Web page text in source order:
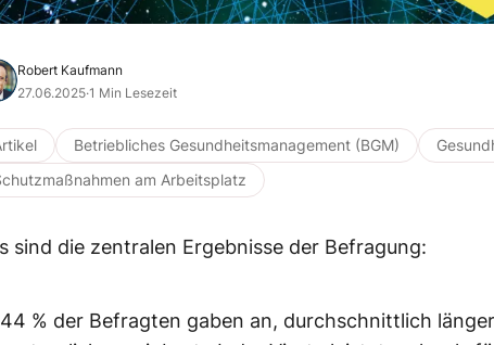
Robert Kaufmann
27.06.2025·1 Min Lesezeit
Betriebliches Gesundheitsmanagement (BGM)
am Arbeitsplatz
sind die zentralen Ergebnisse der Befragung:
44 % der Befragten gaben an, durchschnittlich